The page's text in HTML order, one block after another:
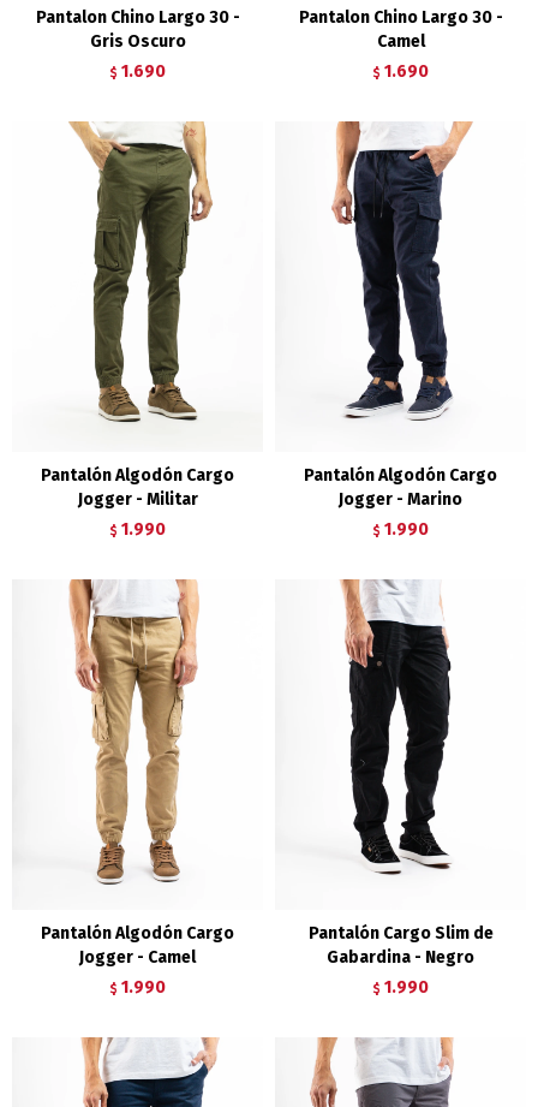
Pantalon Chino Largo 30 -
Gris Oscuro
$ 1.690
Pantalon Chino Largo 30 -
Camel
$ 1.690
Pantalón Algodón Cargo
Jogger - Militar
$ 1.990
Pantalón Algodón Cargo
Jogger - Marino
$ 1.990
Pantalón Algodón Cargo
Jogger - Camel
$ 1.990
Pantalón Cargo Slim de
Gabardina - Negro
$ 1.990